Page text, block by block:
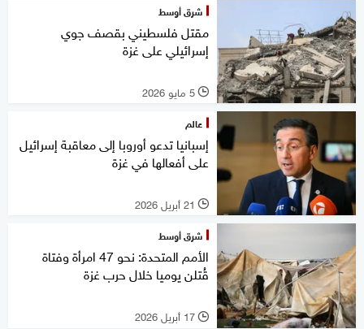
شرق أوسط
مقتل فلسطيني بقصف جوي
إسرائيلي على غزة
l 5 مايو 2026
عالم
إسبانيا تدعو أوروبا إلى معاقبة إسرائيل
على أفعالها في غزة
l 21 أبريل 2026
شرق أوسط
الأمم المتحدة: نحو 47 امرأة وفتاة
قُتلن يوميا خلال حرب غزة
l 17 أبريل 2026